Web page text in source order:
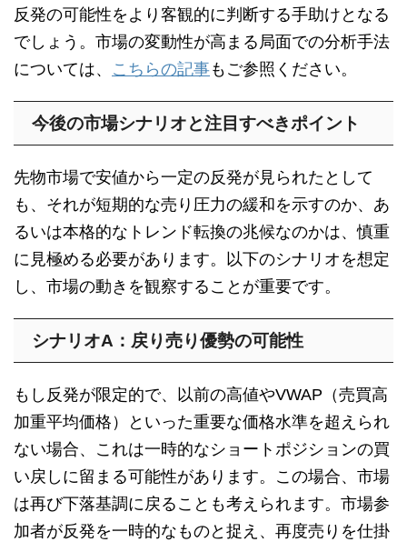
反発の可能性をより客観的に判断する手助けとなる
でしょう。市場の変動性が高まる局面での分析手法
については、 こちらの記事もご参照ください。
今後の市場シナリオと注目すべきポイント
先物市場で安値から一定の反発が見られたとして
も、それが短期的な売り圧力の緩和を示すのか、あ
るいは本格的なトレンド転換の兆候なのかは、慎重
に見極める必要があります。以下のシナリオを想定
し、市場の動きを観察することが重要です。
シナリオA：戻り売り優勢の可能性
もし反発が限定的で、以前の高値やVWAP（売買高
加重平均価格）といった重要な価格水準を超えられ
ない場合、これは一時的なショートポジションの買
い戻しに留まる可能性があります。この場合、市場
は再び下落基調に戻ることも考えられます。市場参
加者が反発を一時的なものと捉え、再度売りを仕掛